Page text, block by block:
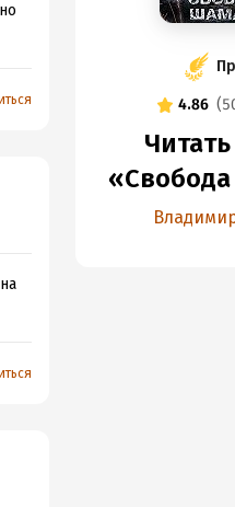
4.86 (